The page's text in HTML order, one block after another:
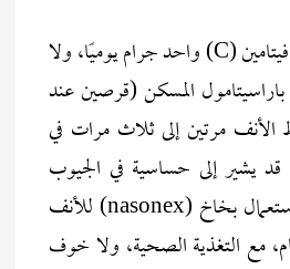
مع أهمية تناول أقراص فيتامين (C) واحد جرام يوميًا، ولا
المسكن (قرصين عند
الأنف مرتين إلى ثلاث مرات في
يشير إلى حساسية في الجيوب
الأنفية، ولا مانع من استعمال بخاخ (nasonex) للأنف
مع التغذية الصحية، ولا خوف